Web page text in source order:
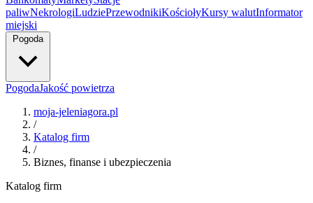
paliwNekrologiLudziePrzewodnikiKościołyKursy walutInformator
miejski
Pogoda
PogodaJakość powietrza
moja-jeleniagora.pl
/
Katalog firm
/
Biznes, finanse i ubezpieczenia
Katalog firm